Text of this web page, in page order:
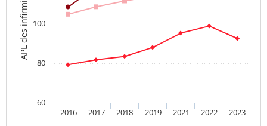
APL des infirmiers
2016 2017 2018 2019 2021 2022 2023
60
80
100